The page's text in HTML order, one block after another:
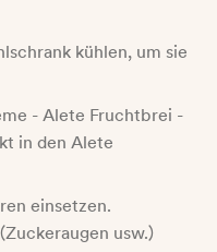
kühlen, um sie
- Alete Fruchtbrei -
in den Alete
einsetzen.
usw.)